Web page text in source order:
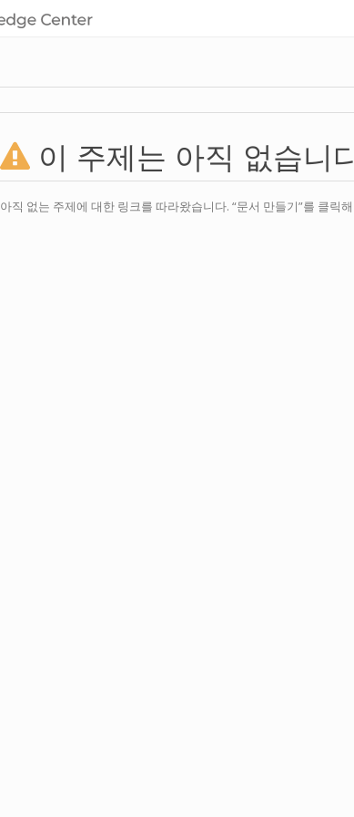
이 주제는 아직 없습니
아직 없는 주제에 대한 링크를 따라왔습니다. “문서 만들기”를 클릭